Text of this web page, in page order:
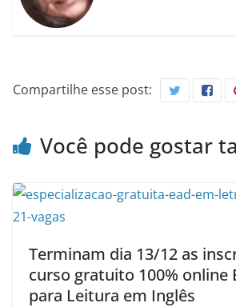
Compartilhe esse post:
Você pode gostar
Terminam dia 13/12 as
curso gratuito 100% online
para Leitura em Inglês